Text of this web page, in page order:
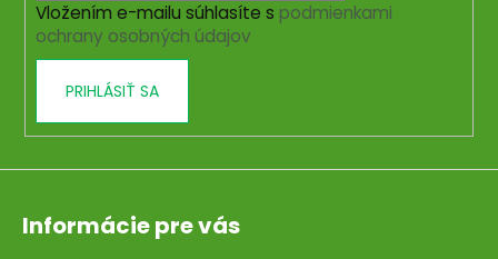
Vložením e-mailu súhlasíte s podmienkami
ochrany osobných údajov
PRIHLÁSIŤ SA
Informácie pre vás